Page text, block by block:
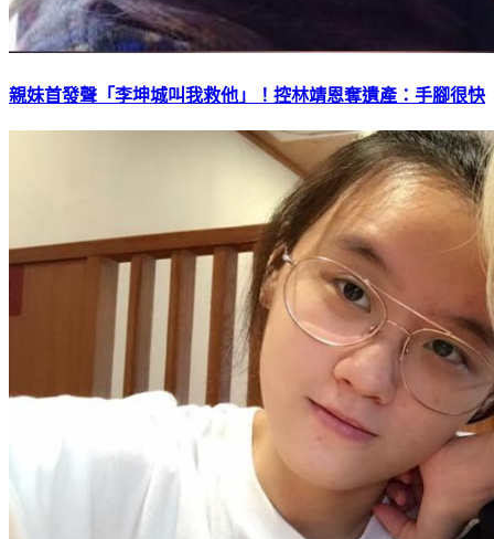
親妹首發聲「李坤城叫我救他」！控林靖恩奪遺產：手腳很快